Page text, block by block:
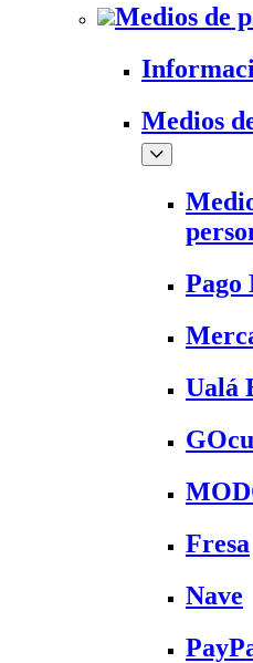
Medios de
Medios
Pago
Ualá
Fresa
Nave